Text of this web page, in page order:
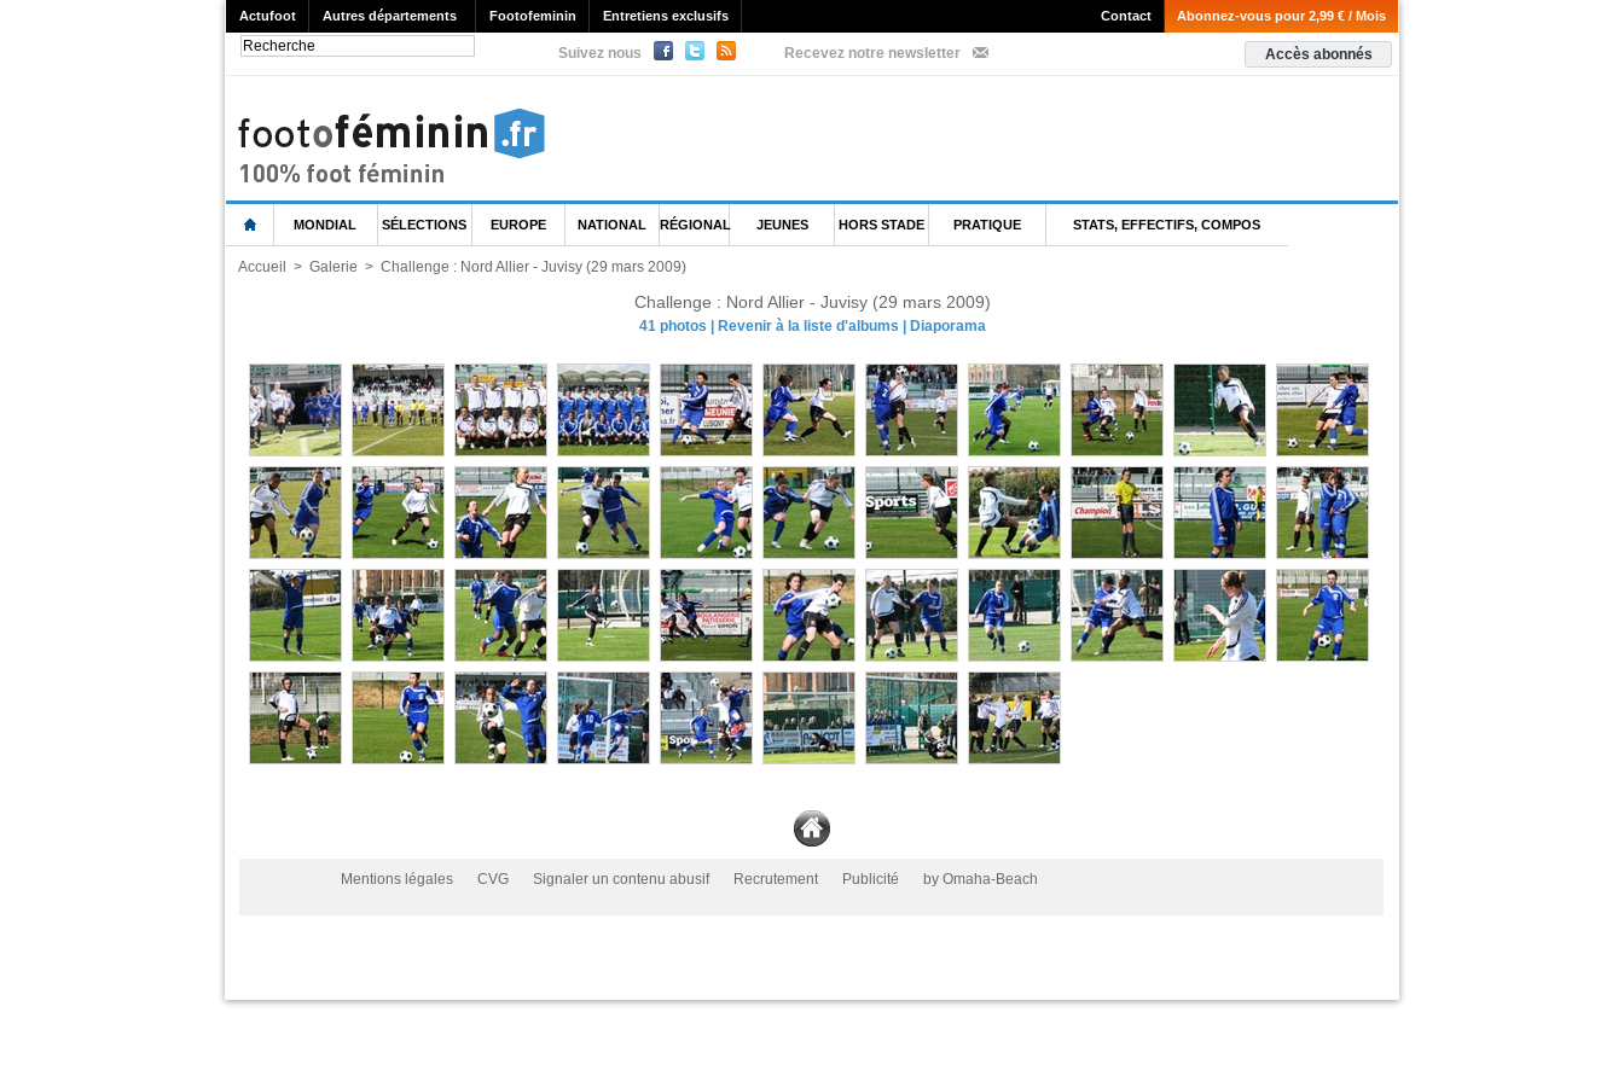
Actufoot Autres départements Footofeminin Entretiens exclusifs Abonnez-vous pour 2,99 € / Mois
Contact
Suivez nous Recevez notre newsletter Accès abonnés
MONDIAL SÉLECTIONS EUROPE NATIONAL RÉGIONAL JEUNES HORS STADE PRATIQUE STATS, EFFECTIFS, COMPOS
Accueil > Galerie > Challenge : Nord Allier - Juvisy (29 mars 2009)
Challenge : Nord Allier - Juvisy (29 mars 2009)
41 photos Revenir à la liste d'albums Diaporama
Mentions légales CVG Signaler un contenu abusif Recrutement Publicité by Omaha-Beach